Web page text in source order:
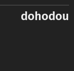
dohodou